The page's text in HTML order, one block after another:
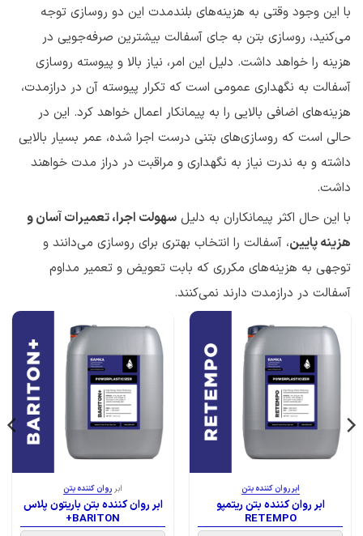
با این وجود وقتی به هزینه‌های بلندمدت این دو روسازی توجه
می‌کنید، روسازی بتن به جای آسفالت بیشترین صرفه‌جویی در
هزینه را خواهد داشت. دلیل این امر، نیاز بالا و پیوسته روسازی
آسفالت به نگهداری عمومی است که تکرار پیوسته آن در درازمدت،
هزینه‌های اضافی بالایی را به پیمانکار اعمال خواهد کرد. این در
حالی است که روسازی‌های بتنی درست اجرا شده، عمر بسیار بالایی
داشته و به ندرت نیاز به نگهداری و مراقبت در دراز مدت خواهند
داشت.
با این حال اکثر پیمانکاران به دلیل سهولت اجرا، تعمیرات آسان و
هزینه پایین، آسفالت را انتخاب بهتری برای روسازی می‌دانند و
توجهی به هزینه‌های مکرری که بابت تعویض و تعمیر مداوم
آسفالت در درازمدت دارند نمی‌کنند.
ابر روان کننده بتن
ابر روان کننده بتن ریتمپو
RETEMPO
ابر روان کننده بتن
ابر روان کننده بتن باریتون پلاس
BARITON+